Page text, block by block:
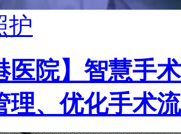
护
医院】智慧手
、优化手术